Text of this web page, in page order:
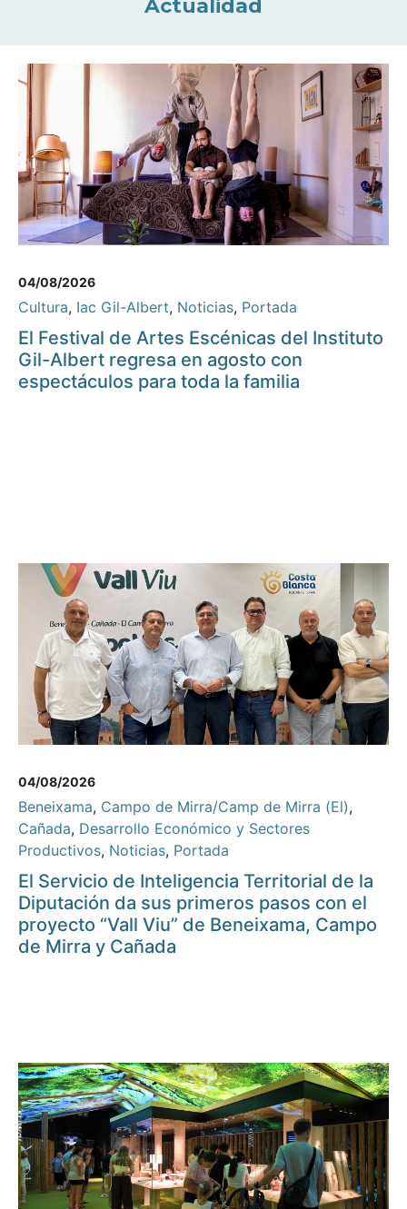
Actualidad
04/08/2026
Cultura, Iac Gil-Albert, Noticias, Portada
El Festival de Artes Escénicas del Instituto
Gil-Albert regresa en agosto con
espectáculos para toda la familia
04/08/2026
Beneixama, Campo de Mirra/Camp de Mirra (El),
Cañada, Desarrollo Económico y Sectores
Productivos, Noticias, Portada
El Servicio de Inteligencia Territorial de la
Diputación da sus primeros pasos con el
proyecto “Vall Viu” de Beneixama, Campo
de Mirra y Cañada